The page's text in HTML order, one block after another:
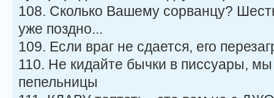
108. Сколько Вашему сорванцу?
уже поздно...
109. Если враг не сдается, его
110. Не кидайте бычки в писсуары,
пепельницы